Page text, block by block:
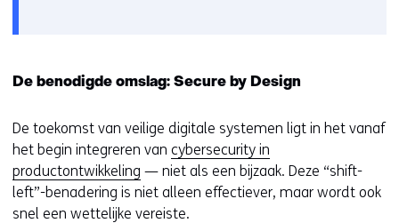
r
e
u
r
w
op
website
worden
toegestaan
of
geweigerd.
De benodigde omslag: Secure by Design
De toekomst van veilige digitale systemen ligt in het vanaf
het begin integreren van cybersecurity in
productontwikkeling — niet als een bijzaak. Deze “shift-
left”-benadering is niet alleen effectiever, maar wordt ook
snel een wettelijke vereiste.